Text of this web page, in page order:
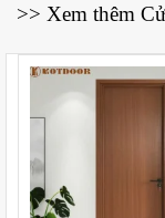
>> Xem thêm